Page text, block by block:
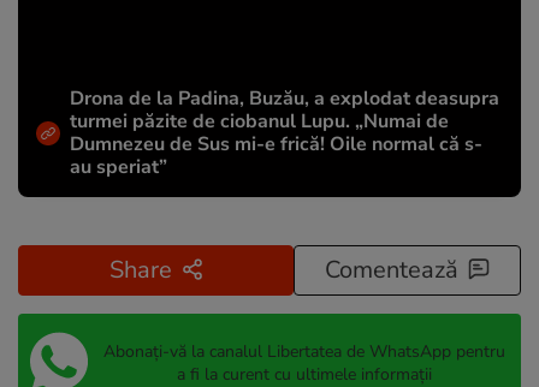
Drona de la Padina, Buzău, a explodat deasupra
turmei păzite de ciobanul Lupu. „Numai de
Dumnezeu de Sus mi-e frică! Oile normal că s-
au speriat”
Share Comentează
Abonați-vă la canalul Libertatea de WhatsApp pentru
a fi la curent cu ultimele informații